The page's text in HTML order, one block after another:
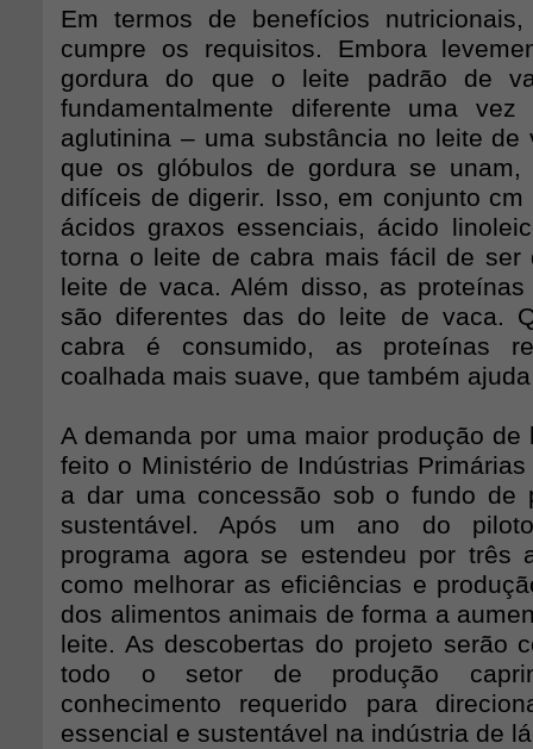
Em termos de benefícios
cumpre os requisitos. Embora
gordura do que o leite padrão de
fundamentalmente diferente uma
aglutinina – uma substância no leite de
que os glóbulos de gordura se unam,
difíceis de digerir. Isso, em conjunto
ácidos graxos essenciais, ácido
torna o leite de cabra mais fácil de ser
leite de vaca. Além disso, as
são diferentes das do leite de vaca.
cabra é consumido, as proteínas
coalhada mais suave, que também
A demanda por uma maior produção
feito o Ministério de Indústrias
a dar uma concessão sob o fundo de
sustentável. Após um ano do
programa agora se estendeu por três
como melhorar as eficiências e
dos alimentos animais de forma a
leite. As descobertas do projeto serão
todo o setor de produção
conhecimento requerido para
essencial e sustentável na indústria de